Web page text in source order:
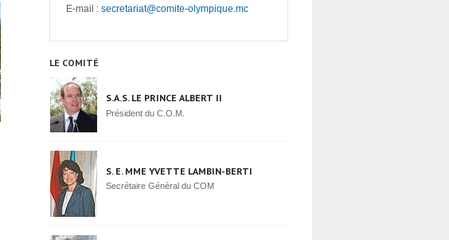
E-mail : secretariat@comite-olympique.mc
LE COMITÉ
S.A.S. LE PRINCE ALBERT II
Président du C.O.M.
S. E. MME YVETTE LAMBIN-BERTI
Secrétaire Général du COM